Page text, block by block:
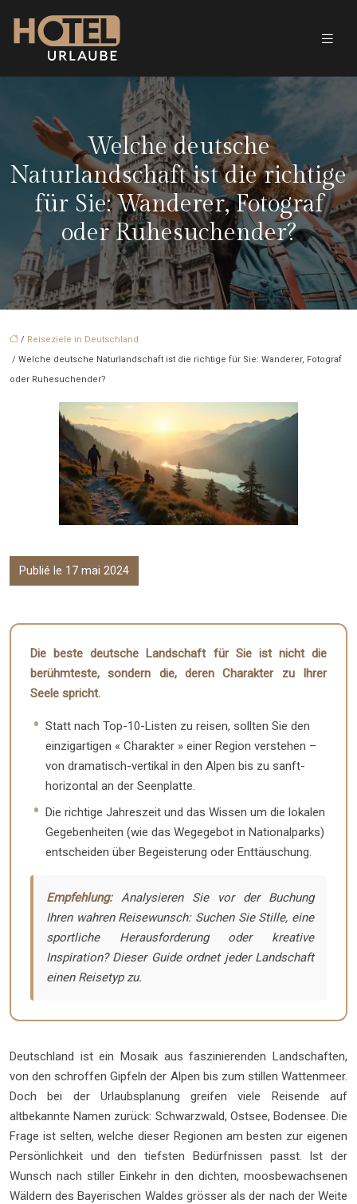
Welche deutsche
Naturlandschaft ist die richtige
für Sie: Wanderer, Fotograf
oder Ruhesuchender?
/ Reiseziele in Deutschland
/ Welche deutsche Naturlandschaft ist die richtige für Sie: Wanderer, Fotograf
oder Ruhesuchender?
Publié le 17 mai 2024
Die beste deutsche Landschaft für Sie ist nicht die
berühmteste, sondern die, deren Charakter zu Ihrer
Seele spricht.
Statt nach Top-10-Listen zu reisen, sollten Sie den
einzigartigen « Charakter » einer Region verstehen –
von dramatisch-vertikal in den Alpen bis zu sanft-
horizontal an der Seenplatte.
Die richtige Jahreszeit und das Wissen um die lokalen
Gegebenheiten (wie das Wegegebot in Nationalparks)
entscheiden über Begeisterung oder Enttäuschung.
Empfehlung:Analysieren Sie vor der Buchung
Ihren wahren Reisewunsch: Suchen Sie Stille, eine
sportliche Herausforderung oder kreative
Inspiration? Dieser Guide ordnet jeder Landschaft
einen Reisetyp zu.
Deutschland ist ein Mosaik aus faszinierenden Landschaften,
von den schroffen Gipfeln der Alpen bis zum stillen Wattenmeer.
Doch bei der Urlaubsplanung greifen viele Reisende auf
altbekannte Namen zurück: Schwarzwald, Ostsee, Bodensee. Die
Frage ist selten, welche dieser Regionen am besten zur eigenen
Persönlichkeit und den tiefsten Bedürfnissen passt. Ist der
Wunsch nach stiller Einkehr in den dichten, moosbewachsenen
Wäldern des Bayerischen Waldes grösser als der nach der Weite